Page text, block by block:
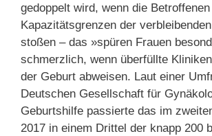
gedoppelt wird, wenn die
Kapazitätsgrenzen der
stoßen – das »spüren Frauen
schmerzlich, wenn überfüllte
der Geburt abweisen. Laut einer
Deutschen Gesellschaft für
Geburtshilfe passierte das im
2017 in einem Drittel der knapp 200